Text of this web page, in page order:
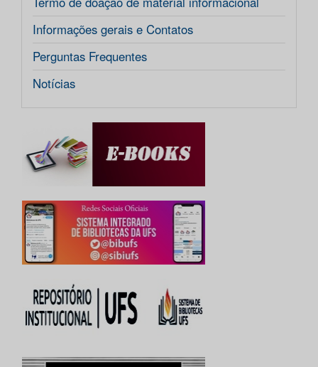
Informações gerais e Contatos
Perguntas Frequentes
Notícias